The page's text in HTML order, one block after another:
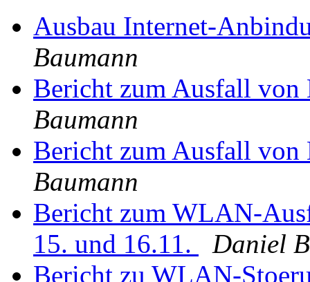
Ausbau Internet-
Baumann
Bericht zum Ausfall
Baumann
Bericht zum Ausfall von
Baumann
Bericht zum WLAN-
15. und 16.11.
Daniel
Bericht zu WLAN-